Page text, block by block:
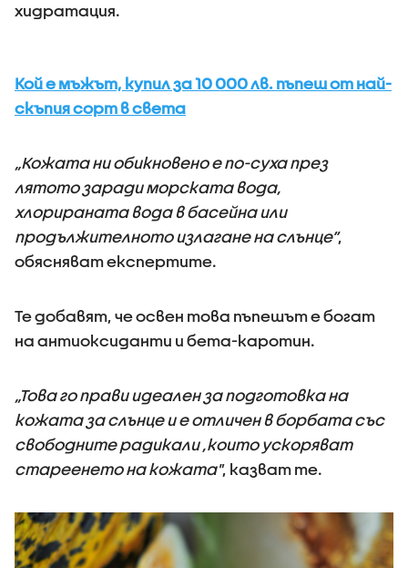
хидратация.
Кой е мъжът, купил за 10 000 лв. пъпеш от най-
скъпия сорт в света
„Кожата ни обикновено е по-суха през
лятото заради морската вода,
хлорираната вода в басейна или
продължителното излагане на слънце“,
обясняват експертите.
Те добавят, че освен това пъпешът е богат
на антиоксиданти и бета-каротин.
„Това го прави идеален за подготовка на
кожата за слънце и е отличен в борбата със
свободните радикали ,които ускоряват
стареенето на кожата", казват те.